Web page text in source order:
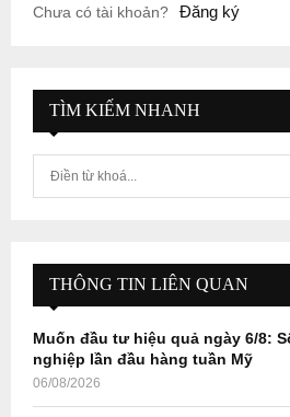
Chưa có tài khoản? Đăng ký
TÌM KIẾM NHANH
f
r
THÔNG TIN LIÊN QUAN
Muốn đầu tư hiệu quả ngày 6/8:
nghiệp lần đầu hàng tuần Mỹ
06/08/2026